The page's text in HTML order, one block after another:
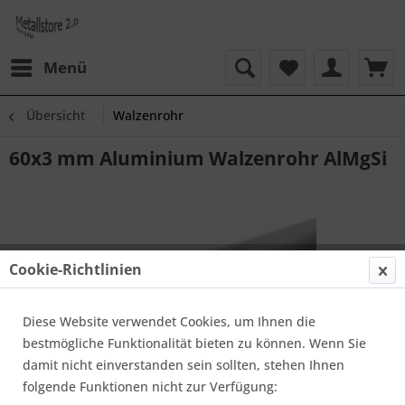
Menü
Übersicht Walzenrohr
60x3 mm Aluminium Walzenrohr AlMgSi
Cookie-Richtlinien
Diese Website verwendet Cookies, um Ihnen die
bestmögliche Funktionalität bieten zu können. Wenn Sie
damit nicht einverstanden sein sollten, stehen Ihnen
folgende Funktionen nicht zur Verfügung: